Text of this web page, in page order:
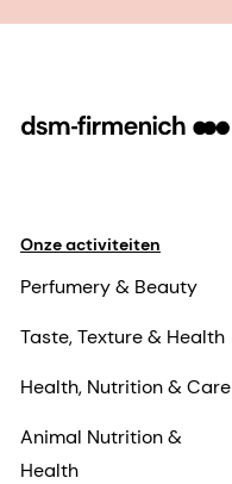
Onze activiteiten
Perfumery & Beauty
Taste, Texture & Health
Health, Nutrition & Care
Animal Nutrition &
Health